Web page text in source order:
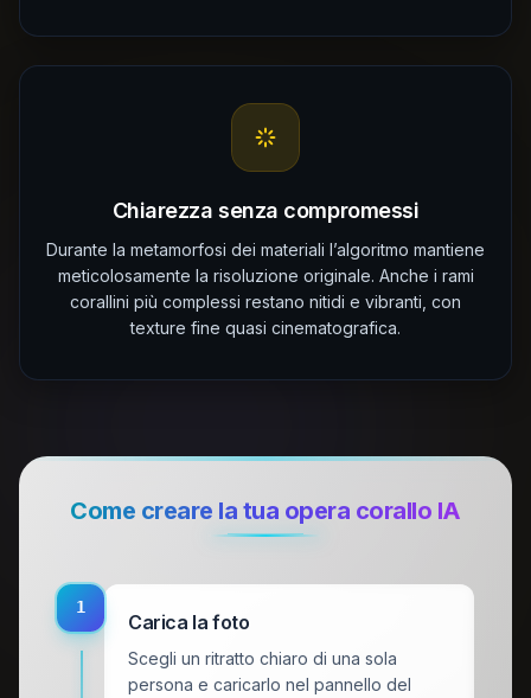
Chiarezza senza compromessi
Durante la metamorfosi dei materiali l’algoritmo mantiene
meticolosamente la risoluzione originale. Anche i rami
corallini più complessi restano nitidi e vibranti, con
texture fine quasi cinematografica.
Come creare la tua opera corallo IA
1
Carica la foto
Scegli un ritratto chiaro di una sola
persona e caricarlo nel pannello del